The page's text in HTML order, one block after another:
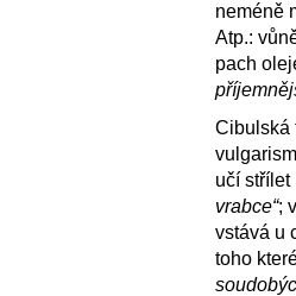
neméně
Atp.:
pach
Cibulská
učí
vrabce“;
vstává u
toho